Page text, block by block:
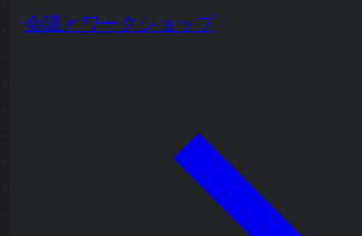
会議とワークショップ